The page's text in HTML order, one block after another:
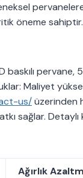
öneme sahiptir.
Maliyet
us/üzerinden
sağlar.
Ağırlık